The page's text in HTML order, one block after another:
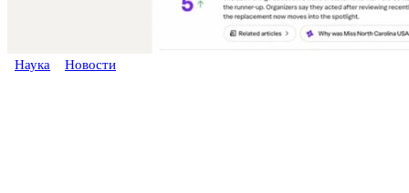
Наука Новости